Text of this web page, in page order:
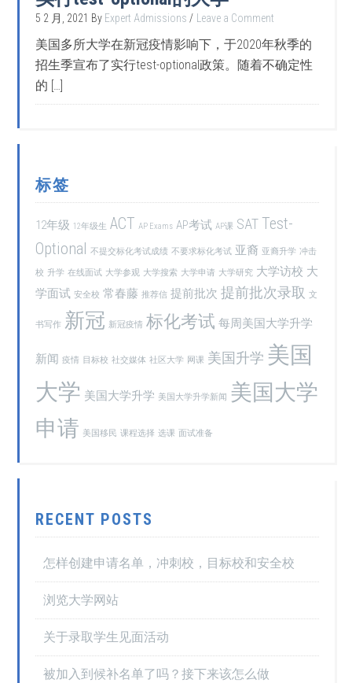
5 2 月, 2021 By Expert Admissions Leave a Comment
美国多所大学在新冠疫情影响下，于2020年秋季的
招生季宣布了实行test-optional政策。随着不确定性
的 […]
标签
12年级 12年级生 ACT AP Exams AP考试 AP课 SAT Test-
Optional 不提交标化考试成绩 不要求标化考试 亚裔 亚裔升学 冲击
校 升学 在线面试 大学参观 大学搜索 大学申请 大学研究 大学访校 大
学面试 安全校 常春藤 推荐信 提前批次 提前批次录取 文
书写作 新冠 新冠疫情 标化考试 每周美国大学升学
新闻 疫情 目标校 社交媒体 社区大学 网课 美国升学 美国
大学 美国大学升学 美国大学升学新闻 美国大学
申请 美国移民 课程选择 选课 面试准备
RECENT POSTS
怎样创建申请名单，冲刺校，目标校和安全校
浏览大学网站
关于录取学生见面活动
被加入到候补名单了吗？接下来该怎么做